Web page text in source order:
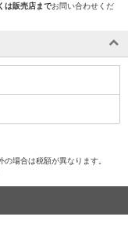
は販売店までお問い合わせくだ
場合は税額が異なります。